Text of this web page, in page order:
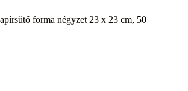
forma négyzet 23 x 23 cm, 50